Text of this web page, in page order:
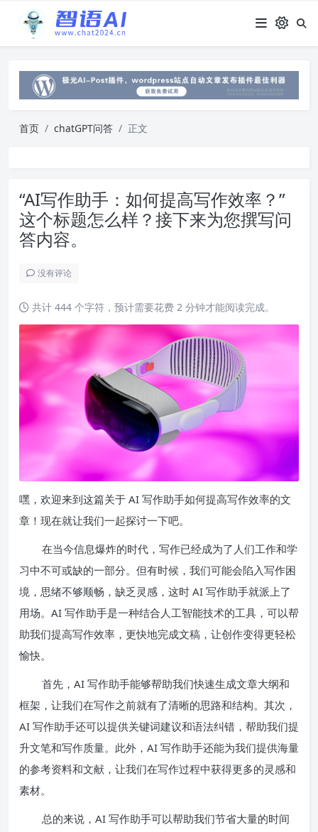
首页 chatGPT问答 正文
“AI写作助手：如何提高写作效率？”
这个标题怎么样？接下来为您撰写问
答内容。
没有评论
共计 444 个字符，预计需要花费 2 分钟才能阅读完成。
嘿，欢迎来到这篇关于 AI 写作助手如何提高写作效率的文
章！现在就让我们一起探讨一下吧。
在当今信息爆炸的时代，写作已经成为了人们工作和学
习中不可或缺的一部分。但有时候，我们可能会陷入写作困
境，思绪不够顺畅，缺乏灵感，这时 AI 写作助手就派上了
用场。AI 写作助手是一种结合人工智能技术的工具，可以帮
助我们提高写作效率，更快地完成文稿，让创作变得更轻松
愉快。
首先，AI 写作助手能够帮助我们快速生成文章大纲和
框架，让我们在写作之前就有了清晰的思路和结构。其次，
AI 写作助手还可以提供关键词建议和语法纠错，帮助我们提
升文笔和写作质量。此外，AI 写作助手还能为我们提供海量
的参考资料和文献，让我们在写作过程中获得更多的灵感和
素材。
总的来说，AI 写作助手可以帮助我们节省大量的时间